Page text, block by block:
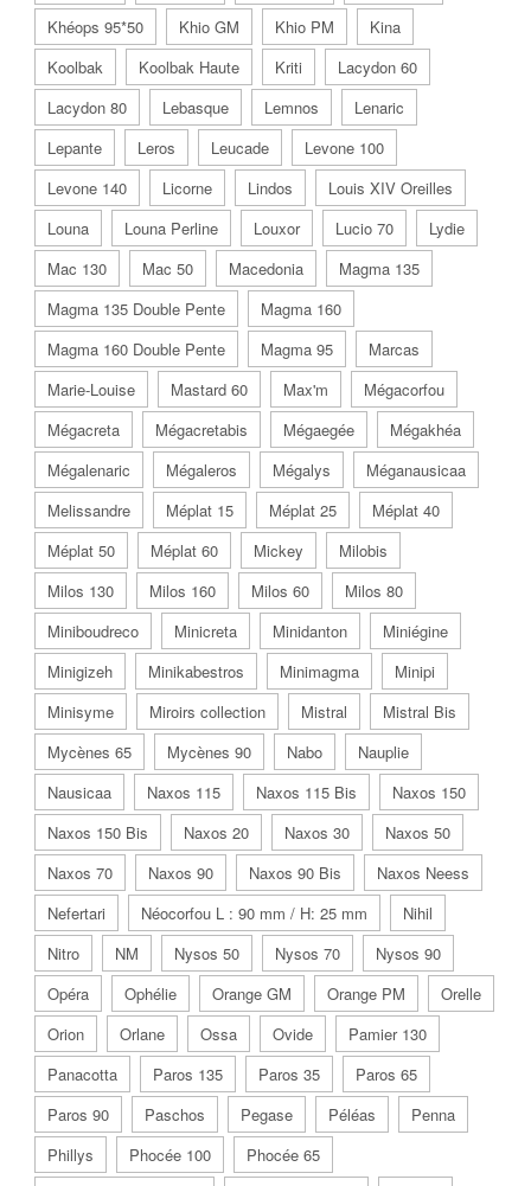
Khéops 95*50
Khio GM Khio PM
Kina
Koolbak
Koolbak Haute Kriti
Lacydon 60
Lacydon 80
Lebasque Lemnos
Lenaric
Lepante
Leros Leucade
Levone 100
Levone 140
Licorne Lindos
Louis XIV Oreilles
Louna
Louna Perline Louxor Lucio 70
Lydie
Mac 130
Mac 50 Macedonia
Magma 135
Magma 135 Double Pente
Magma 160
Magma 160 Double Pente
Magma 95
Marcas
Marie-Louise
Mastard 60 Max'm
Mégacorfou
Mégacreta
Mégacretabis Mégaegée
Mégakhéa
Mégalenaric
Mégaleros Mégalys
Méganausicaa
Melissandre
Méplat 15 Méplat 25
Méplat 40
Méplat 50
Méplat 60 Mickey
Milobis
Milos 130
Milos 160 Milos 60
Milos 80
Miniboudreco
Minicreta Minidanton
Miniégine
Minigizeh
Minikabestros Minimagma
Minipi
Minisyme
Miroirs collection Mistral
Mistral Bis
Mycènes 65
Mycènes 90 Nabo
Nauplie
Nausicaa
Naxos 115 Naxos 115 Bis
Naxos 150
Naxos 150 Bis
Naxos 20 Naxos 30
Naxos 50
Naxos 70
Naxos 90 Naxos 90 Bis
Naxos Neess
Nefertari
Néocorfou L : 90 mm / H: 25 mm
Nihil
Nitro
NM Nysos 50 Nysos 70
Nysos 90
Opéra
Ophélie Orange GM Orange PM
Orelle
Orion
Orlane Ossa Ovide
Pamier 130
Panacotta
Paros 135 Paros 35
Paros 65
Paros 90
Paschos Pegase Péléas
Penna
Phillys
Phocée 100
Phocée 65